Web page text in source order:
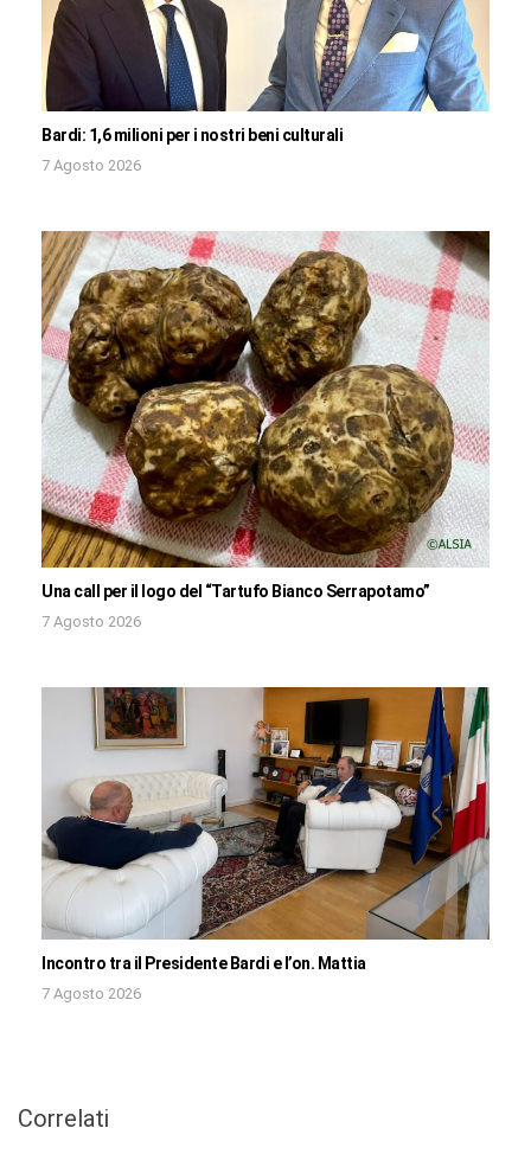
Bardi: 1,6 milioni per i nostri beni culturali
7 Agosto 2026
Una call per il logo del “Tartufo Bianco Serrapotamo”
7 Agosto 2026
Incontro tra il Presidente Bardi e l’on. Mattia
7 Agosto 2026
Correlati